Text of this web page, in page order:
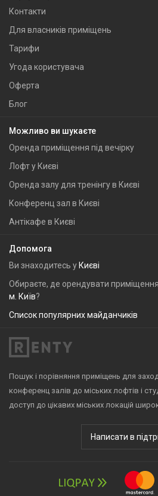
Контакти
Для власників приміщень
Тарифи
Угода користувача
Оферта
Блог
Можливо ви шукаєте
Оренда приміщення під вечірку
Лофт у Києві
Оренда залу для тренінгу в Києві
Конференц зал в Києві
Антікафе в Києві
Допомога
Ви знаходитесь у Києві
Обираєте, де орендувати приміщення
м. Київ?
Список популярних майданчиків
Пошук і порівняння приміщень для
конференц залів до міських лофтів і
доступ до цікавих міських локацій
Написати в